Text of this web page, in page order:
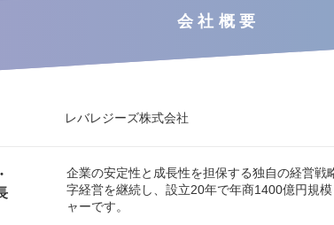
会社概要
レバレジーズ株式会社
企業の安定性と成長性を担保する独自の経営戦
字経営を継続し、設立20年で年商1400億円規
ャーです。